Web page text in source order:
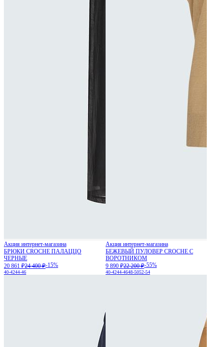
Акция интернет-магазина
БРЮКИ CROCHE ПАЛАЦЦО
ЧЕРНЫЕ
20 861 ₽24 400 ₽-15%
40-4244-46
Акция интернет-магазина
БЕЖЕВЫЙ ПУЛОВЕР CROCHE С
ВОРОТНИКОМ
9 890 ₽22 200 ₽-55%
40-4244-4648-5052-54